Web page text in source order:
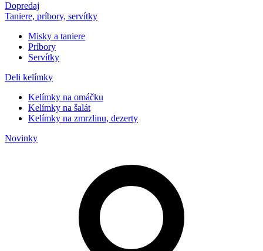
Dopredaj
Taniere, príbory, servítky
Misky a taniere
Príbory
Servítky
Deli kelímky
Kelímky na omáčku
Kelímky na šalát
Kelímky na zmrzlinu, dezerty
Novinky